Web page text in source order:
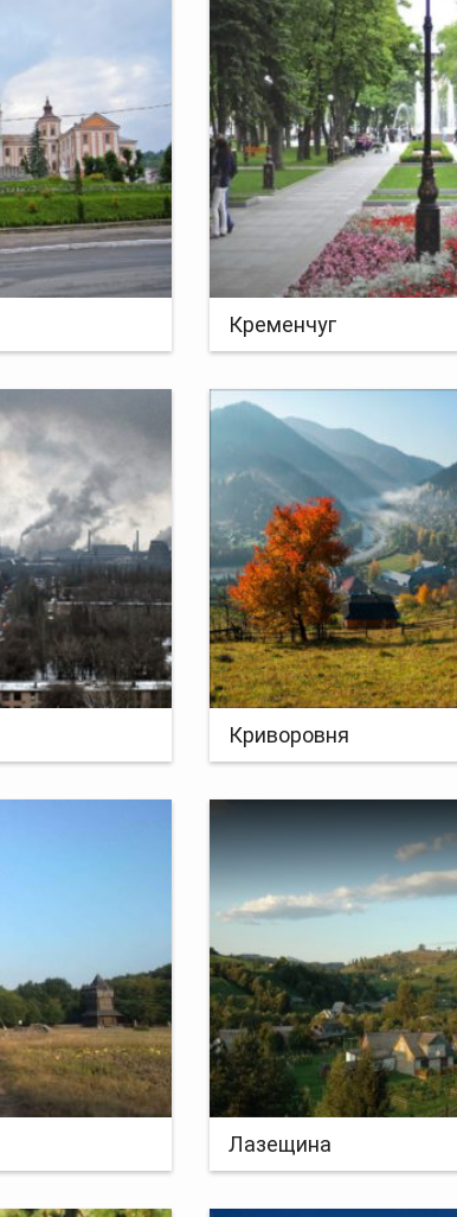
Кременчуг
Криворовня
Лазещина